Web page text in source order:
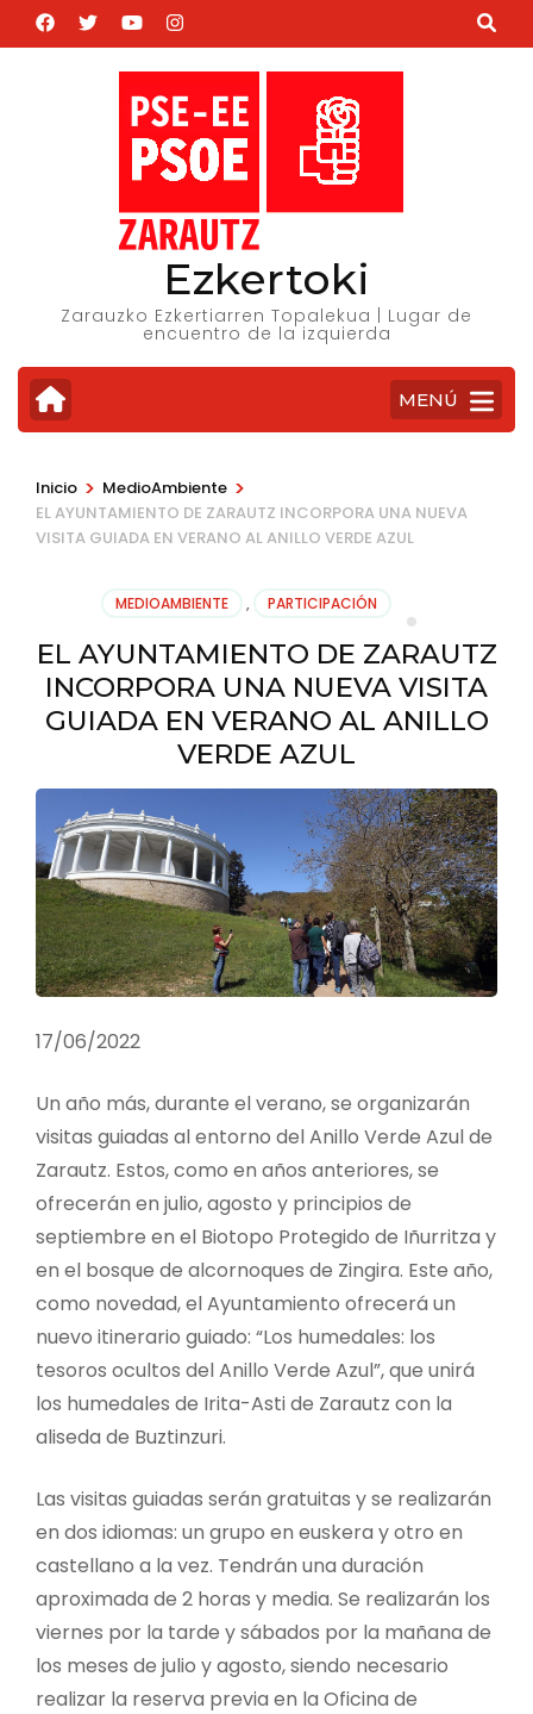
Saltar
al
Ezkertoki
Zarauzko Ezkertiarren Topalekua | Lugar de
encuentro de la izquierda
MENÚ
Inicio > MedioAmbiente >
EL AYUNTAMIENTO DE ZARAUTZ INCORPORA UNA NUEVA
VISITA GUIADA EN VERANO AL ANILLO VERDE AZUL
MEDIOAMBIENTE , PARTICIPACIÓN
EL AYUNTAMIENTO DE ZARAUTZ
INCORPORA UNA NUEVA VISITA
GUIADA EN VERANO AL ANILLO
VERDE AZUL
17/06/2022
Un año más, durante el verano, se organizarán
visitas guiadas al entorno del Anillo Verde Azul de
Zarautz. Estos, como en años anteriores, se
ofrecerán en julio, agosto y principios de
septiembre en el Biotopo Protegido de Iñurritza y
en el bosque de alcornoques de Zingira. Este año,
como novedad, el Ayuntamiento ofrecerá un
nuevo itinerario guiado: “Los humedales: los
tesoros ocultos del Anillo Verde Azul”, que unirá
los humedales de Irita-Asti de Zarautz con la
aliseda de Buztinzuri.
Las visitas guiadas serán gratuitas y se realizarán
en dos idiomas: un grupo en euskera y otro en
castellano a la vez. Tendrán una duración
aproximada de 2 horas y media. Se realizarán los
viernes por la tarde y sábados por la mañana de
los meses de julio y agosto, siendo necesario
realizar la reserva previa en la Oficina de